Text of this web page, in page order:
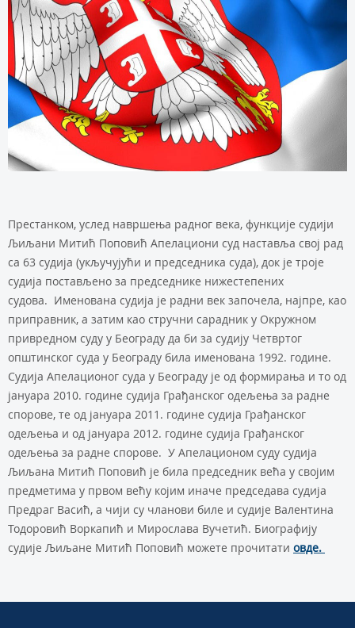
Престанком, услед навршења радног века, функције судији
Љиљани Митић Поповић Апелациони суд наставља свој рад
са 63 судија (укључујући и председника суда), док је троје
судија постављено за председнике нижестепених
судова. Именована судија је радни век започела, најпре, као
приправник, а затим као стручни сарадник у Окружном
привредном суду у Београду да би за судију Четвртог
општинског суда у Београду била именована 1992. године.
Судија Апелационог суда у Београду је од формирања и то од
јануара 2010. године судија Грађанског одељења за радне
спорове, те од јануара 2011. године судија Грађанског
одељења и од јануара 2012. године судија Грађанског
одељења за радне спорове. У Апелационом суду судија
Љиљана Митић Поповић је била председник већа у својим
предметима у првом већу којим иначе председава судија
Предраг Васић, а чији су чланови биле и судије Валентина
Тодоровић Воркапић и Мирослава Вучетић. Биографију
судије Љиљане Митић Поповић можете прочитати овде.